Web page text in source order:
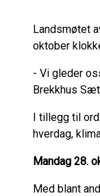
Landsmøtet
oktober
- Vi gleder
Brekkhus
I tillegg til
hverdag,
Mandag 28.
Med blant